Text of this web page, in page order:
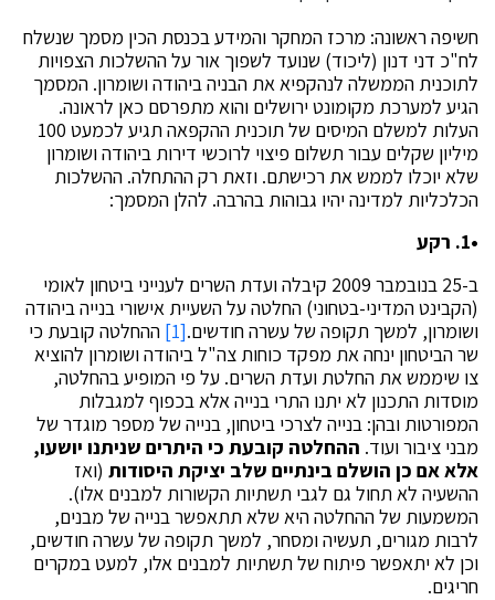
חשיפה ראשונה: מרכז המחקר והמידע בכנסת הכין מסמך שנשלח
לח"כ דני דנון (ליכוד) שנועד לשפוך אור על ההשלכות הצפויות
לתוכנית הממשלה לנהקפיא את הבניה ביהודה ושומרון. המסמך
הגיע למערכת מקומונט ירושלים והוא מתפרסם כאן לראונה.
העלות למשלם המיסים של תוכנית ההקפאה תגיע לכמעט 100
מיליון שקלים עבור תשלום פיצוי לרוכשי דירות ביהודה ושומרון
שלא יוכלו לממש את רכישתם. וזאת רק ההתחלה. ההשלכות
הכלכליות למדינה יהיו גבוהות בהרבה. להלן המסמך:
•1. רקע
ב-25 בנובמבר 2009 קיבלה ועדת השרים לענייני ביטחון לאומי
(הקבינט המדיני-בטחוני) החלטה על השעיית אישורי בנייה ביהודה
ושומרון, למשך תקופה של עשרה חודשים.[1]
ההחלטה קובעת כי
שר הביטחון ינחה את מפקד כוחות צה"ל ביהודה ושומרון להוציא
צו שיממש את החלטת ועדת השרים. על פי המופיע בהחלטה,
מוסדות התכנון לא יתנו התרי בנייה אלא בכפוף למגבלות
המפורטות ובהן: בנייה לצרכי ביטחון, בנייה של מספר מוגדר של
מבני ציבור ועוד. ההחלטה קובעת כי היתרים שניתנו יושעו,
אלא אם כן הושלם בינתיים שלב יציקת היסודות(ואז
ההשעיה לא תחול גם לגבי תשתיות הקשורות למבנים אלו).
המשמעות של ההחלטה היא שלא תתאפשר בנייה של מבנים,
לרבות מגורים, תעשיה ומסחר, למשך תקופה של עשרה חודשים,
וכן לא יתאפשר פיתוח של תשתיות למבנים אלו, למעט במקרים
חריגים.